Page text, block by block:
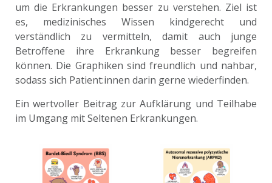
um die Erkrankungen besser zu verstehen. Ziel ist
es, medizinisches Wissen kindgerecht und
verständlich zu vermitteln, damit auch junge
Betroffene ihre Erkrankung besser begreifen
können. Die Graphiken sind freundlich und nahbar,
sodass sich Patient:innen darin gerne wiederfinden.
Ein wertvoller Beitrag zur Aufklärung und Teilhabe
im Umgang mit Seltenen Erkrankungen.